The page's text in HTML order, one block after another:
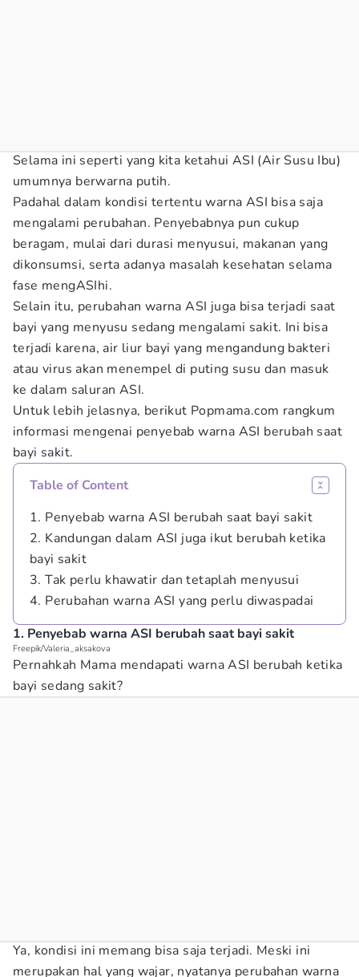
Selama ini seperti yang kita ketahui ASI (Air Susu Ibu)
umumnya berwarna putih.
Padahal dalam kondisi tertentu warna ASI bisa saja
mengalami perubahan. Penyebabnya pun cukup
beragam, mulai dari durasi menyusui, makanan yang
dikonsumsi, serta adanya masalah kesehatan selama
fase mengASIhi.
Selain itu, perubahan warna ASI juga bisa terjadi saat
bayi yang menyusu sedang mengalami sakit. Ini bisa
terjadi karena, air liur bayi yang mengandung bakteri
atau virus akan menempel di puting susu dan masuk
ke dalam saluran ASI.
Untuk lebih jelasnya, berikut Popmama.com rangkum
informasi mengenai penyebab warna ASI berubah saat
bayi sakit.
Table of Content
1. Penyebab warna ASI berubah saat bayi sakit
2. Kandungan dalam ASI juga ikut berubah ketika
bayi sakit
3. Tak perlu khawatir dan tetaplah menyusui
4. Perubahan warna ASI yang perlu diwaspadai
1. Penyebab warna ASI berubah saat bayi sakit
Freepik/Valeria_aksakova
Pernahkah Mama mendapati warna ASI berubah ketika
bayi sedang sakit?
Ya, kondisi ini memang bisa saja terjadi. Meski ini
merupakan hal yang wajar, nyatanya perubahan warna